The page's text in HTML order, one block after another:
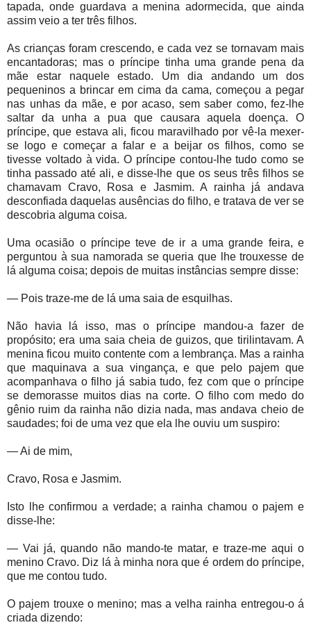
tapada, onde guardava a menina adormecida, que ainda
assim veio a ter três filhos.
As crianças foram crescendo, e cada vez se tornavam mais
encantadoras; mas o príncipe tinha uma grande pena da
mãe estar naquele estado. Um dia andando um dos
pequeninos a brincar em cima da cama, começou a pegar
nas unhas da mãe, e por acaso, sem saber como, fez-lhe
saltar da unha a pua que causara aquela doença. O
príncipe, que estava ali, ficou maravilhado por vê-la mexer-
se logo e começar a falar e a beijar os filhos, como se
tivesse voltado à vida. O príncipe contou-lhe tudo como se
tinha passado até ali, e disse-lhe que os seus três filhos se
chamavam Cravo, Rosa e Jasmim. A rainha já andava
desconfiada daquelas ausências do filho, e tratava de ver se
descobria alguma coisa.
Uma ocasião o príncipe teve de ir a uma grande feira, e
perguntou à sua namorada se queria que lhe trouxesse de
lá alguma coisa; depois de muitas instâncias sempre disse:
— Pois traze-me de lá uma saia de esquilhas.
Não havia lá isso, mas o príncipe mandou-a fazer de
propósito; era uma saia cheia de guizos, que tirilintavam. A
menina ficou muito contente com a lembrança. Mas a rainha
que maquinava a sua vingança, e que pelo pajem que
acompanhava o filho já sabia tudo, fez com que o príncipe
se demorasse muitos dias na corte. O filho com medo do
gênio ruim da rainha não dizia nada, mas andava cheio de
saudades; foi de uma vez que ela lhe ouviu um suspiro:
— Ai de mim,
Cravo, Rosa e Jasmim.
Isto lhe confirmou a verdade; a rainha chamou o pajem e
disse-lhe:
— Vai já, quando não mando-te matar, e traze-me aqui o
menino Cravo. Diz lá à minha nora que é ordem do príncipe,
que me contou tudo.
O pajem trouxe o menino; mas a velha rainha entregou-o á
criada dizendo: